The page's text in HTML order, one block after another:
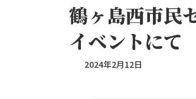
鶴ヶ島西市民
イベントにて
2024年2月12日